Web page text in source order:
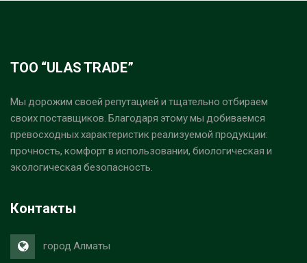
ТОО “ULAS TRADE”
Мы дорожим своей репутацией и тщательно отбираем
своих поставщиков. Благодаря этому мы добиваемся
превосходных характеристик реализуемой продукции:
прочность, комфорт в использовании, биологическая и
экологическая безопасность.
Контакты
город Алматы